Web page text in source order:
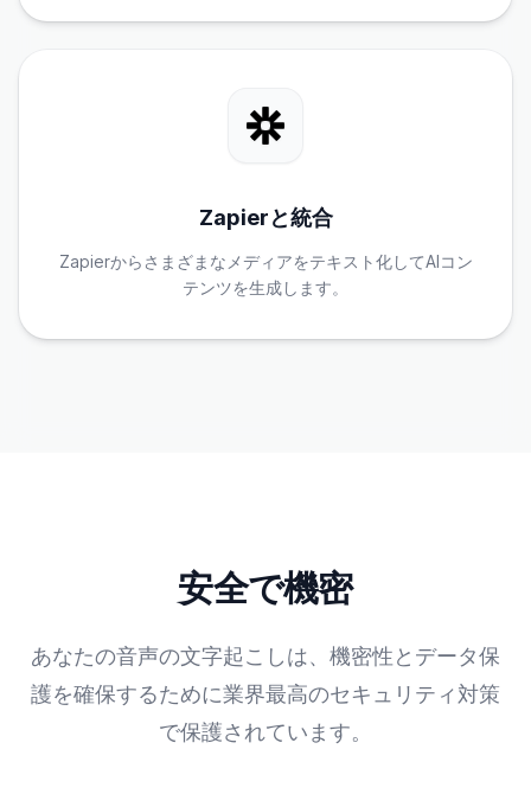
Zapierと統合
Zapierからさまざまなメディアをテキスト化してAIコン
テンツを生成します。
安全で機密
あなたの音声の文字起こしは、機密性とデータ保
護を確保するために業界最高のセキュリティ対策
で保護されています。